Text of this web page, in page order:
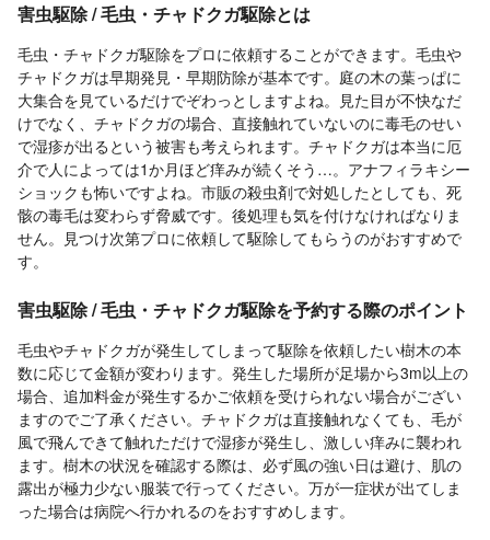
害虫駆除 / 毛虫・チャドクガ駆除とは
毛虫・チャドクガ駆除をプロに依頼することができます。毛虫や
チャドクガは早期発見・早期防除が基本です。庭の木の葉っぱに
大集合を見ているだけでぞわっとしますよね。見た目が不快なだ
けでなく、チャドクガの場合、直接触れていないのに毒毛のせい
で湿疹が出るという被害も考えられます。チャドクガは本当に厄
介で人によっては1か月ほど痒みが続くそう…。アナフィラキシー
ショックも怖いですよね。市販の殺虫剤で対処したとしても、死
骸の毒毛は変わらず脅威です。後処理も気を付けなければなりま
せん。見つけ次第プロに依頼して駆除してもらうのがおすすめで
す。
害虫駆除 / 毛虫・チャドクガ駆除を予約する際のポイント
毛虫やチャドクガが発生してしまって駆除を依頼したい樹木の本
数に応じて金額が変わります。発生した場所が足場から3m以上の
場合、追加料金が発生するかご依頼を受けられない場合がござい
ますのでご了承ください。チャドクガは直接触れなくても、毛が
風で飛んできて触れただけで湿疹が発生し、激しい痒みに襲われ
ます。樹木の状況を確認する際は、必ず風の強い日は避け、肌の
露出が極力少ない服装で行ってください。万が一症状が出てしま
った場合は病院へ行かれるのをおすすめします。